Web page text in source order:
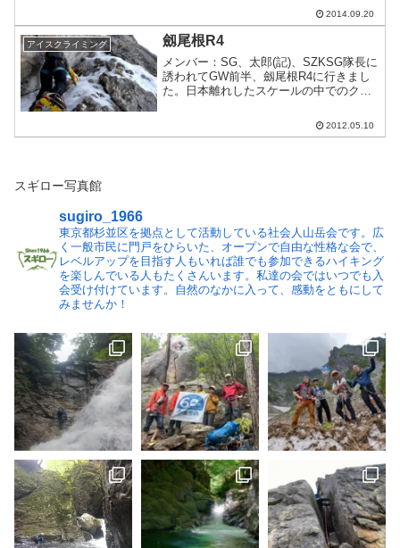
と、奥壁をウロウロしにいきました。変
チ1P目、25mくらい登ってハーケンに流
れ止めしようと...
2014.09.20
アイスクライミング 劔尾根R4
メンバー：SG、太郎(記)、SZKSG隊長に
誘われてGW前半、劔尾根R4に行きまし
た。日本離れしたスケールの中でのクラ
2012●4/27（金）深夜バスにて富山へ集
2012.05.10
スギロー写真館
sugiro_1966
東京都杉並区を拠点として活動している社会人山岳会です。広
く一般市民に門戸をひらいた、オープンで自由な性格な会で、
レベルアップを目指す人もいれば誰でも参加できるハイキング
を楽しんでいる人もたくさんいます。私達の会ではいつでも入
会受け付けています。自然のなかに入って、感動をともにして
みませんか！